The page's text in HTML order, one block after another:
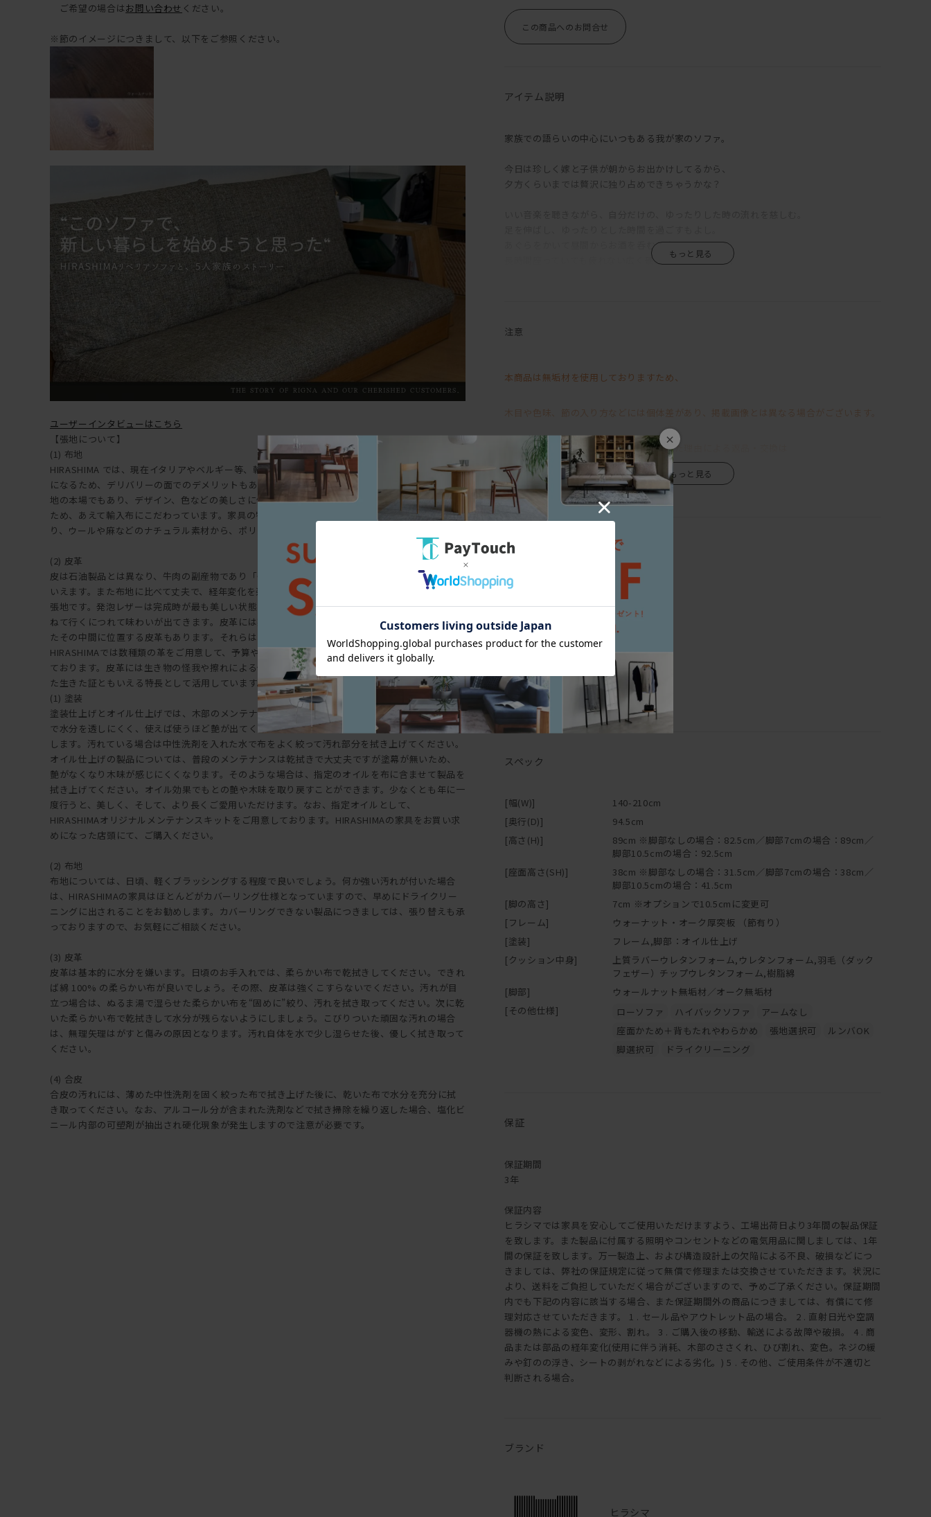
×
ご希望の場合はお問い合わせ ください。
※節のイメージにつきまして、以下をご参照ください。
ユーザーインタビューはこちら
【張地について】
(1) 布地
HIRASHIMA では、現在イタリアやベルギー等、輸入布地を主体に使用しています。これらは輸入
になるため、デリバリーの面でのデメリットもありますが、イタリア及びベルギー製は、椅子張り
地の本場でもあり、デザイン、色などの美しさに優れており、HIRASHIMAの家具に調和しやすい
ため、あえて輸入布にこだわっています。家具の特長や用途に適した素材を適材適所で厳選してお
り、ウールや麻などのナチュラル素材から、ポリエステル等の化学繊維まで様々です。
(2) 皮革
皮は石油製品とは異なり、牛肉の副産物であり「牛の命を一部いただく」古代から続くエコ素材と
いえます。また布地に比べて丈夫で、経年変化を楽しむことができ、使い込むほどに親しみが湧く
張地です。発泡レザーは完成時が最も美しい状態ですが、皮革は完成時が始まりであり、歳月を重
ねて行くにつれて味わいが出てきます。皮革には染めたものと塗装で色を付けたものとがあり、ま
たその中間に位置する皮革もあります。それらはそれぞれ物質面やグレードが異なり、
HIRASHIMAでは数種類の革をご用意して、予算や使い方によってご要望にお応えできるよう努め
ております。皮革には生き物の怪我や擦れによる傷が一部見られることがありますが、これらもま
た生きた証ともいえる特長として活用しています。【メンテナンスについて】
(1) 塗装
塗装仕上げとオイル仕上げでは、木部のメンテナンスが異なります。塗装仕上げは、塗幕があるの
で水分を透しにくく、使えば使うほど艶が出てくるのが特長です。そのため埃を取る意味で乾拭き
します。汚れている場合は中性洗剤を入れた水で布をよく絞って汚れ部分を拭き上げてください。
オイル仕上げの製品については、普段のメンテナンスは乾拭きで大丈夫ですが塗幕が無いため、
艶がなくなり木味が感じにくくなります。そのような場合は、指定のオイルを布に含ませて製品を
拭き上げてください。オイル効果でもとの艶や木味を取り戻すことができます。少なくとも年に一
度行うと、美しく、そして、より長くご愛用いただけます。なお、指定オイルとして、
HIRASHIMAオリジナルメンテナンスキットをご用意しております。HIRASHIMAの家具をお買い求
めになった店頭にて、ご購入ください。
(2) 布地
布地については、日頃、軽くブラッシングする程度で良いでしょう。何か強い汚れが付いた場合
は、HIRASHIMAの家具はほとんどがカバーリング仕様となっていますので、早めにドライクリー
ニングに出されることをお勧めします。カバーリングできない製品につきましては、張り替えも承
っておりますので、お気軽にご相談ください。
(3) 皮革
皮革は基本的に水分を嫌います。日頃のお手入れでは、柔らかい布で乾拭きしてください。できれ
ば綿 100% の柔らかい布が良いでしょう。その際、皮革は強くこすらないでください。汚れが目
立つ場合は、ぬるま湯で湿らせた柔らかい布を“固めに”絞り、汚れを拭き取ってください。次に乾
いた柔らかい布で乾拭きして水分が残らないようにしましょう。こびりついた頑固な汚れの場合
は、無理矢理はがすと傷みの原因となります。汚れ自体を水で少し湿らせた後、優しく拭き取って
ください。
(4) 合皮
合皮の汚れには、薄めた中性洗剤を固く絞った布で拭き上げた後に、乾いた布で水分を充分に拭
き取ってください。なお、アルコール分が含まれた洗剤などで拭き掃除を繰り返した場合、塩化ビ
ニール内部の可塑剤が抽出され硬化現象が発生しますので注意が必要です。
この商品へのお問合せ
アイテム説明
家族での語らいの中心にいつもある我が家のソファ。
今日は珍しく嫁と子供が朝からお出かけしてるから、
夕方くらいまでは贅沢に独り占めできちゃうかな？
あぐらをかいて昼間からお酒を呑むもよし。
長時間座っていても疲れない広く硬めの座クッション、
その後ろ姿はリビングの中心に置きたくなるほどに美しく、
といった私の要望を叶えるべくしてか、
背面がマガジン収納になっているというからもう驚きを隠せないでいる。。。
すっきりと軽やかな印象のクッションは良質なウレタンを使用し、
ふんだんに使われた羽毛とハイバックスタイルによる掛け心地が、
わたしを幸せな眠りへと誘います。
替カバーの販売も行っております。ご希望のお客様はお問い合わせください。
注意
本商品は無垢材を使用しておりますため、
木目や色味、節の入り方などには個体差があり、掲載画像とは異なる場合がございます。
そのため、「イメージと異なる」といった理由による返品・交換は
お受けいたしかねますので、あらかじめご了承くださいますようお願い申し上げます。
無垢材ならではの風合いや経年変化が商品の魅力の一つですので、
その味わいをお楽しみいただきながら、末永くご愛用いただけますと幸いです。
※「節少なめ」のご注文につきましては、別途お見積りにて承っております。
ご希望の場合は
お問い合わせ
ください。
・木材を使用した製品は、直射日光や寒暖の差の著しい場所、あるいは冷暖房器具の周
囲などは避けて設置してください。木材の割れ、変形、剥離などを起こしやすくなりま
す。
・箱物家具は、引き出しや扉の開閉を円滑にするためにも、できるだけ水平な場所に置
が可能です。
使用ください。
・組み立て家具（特にジョイント形式の家具）は年月の経過とともにボルトやネジのゆ
お願いします。
ドやソファ、椅子などの上での飛び跳ねや踏み台代わり等のご利用は、怪我や破損の原
因ともなりますので、家具の機能にそったご使用をお心がけください。
三面図
スペック
[幅(W)]
140-210cm
[奥行(D)]
94.5cm
[高さ(H)]
89cm ※脚部なしの場合：82.5cm／脚部7cmの場合：89cm／
脚部10.5cmの場合：92.5cm
[座面高さ(SH)]
38cm ※脚部なしの場合：31.5cm／脚部7cmの場合：38cm／
脚部10.5cmの場合：41.5cm
[脚の高さ]
7cm ※オプションで10.5cmに変更可
[フレーム]
ウォーナット・オーク厚突板 （節有り）
[塗装]
フレーム,脚部：オイル仕上げ
[クッション中身]
上質ラバーウレタンフォーム,ウレタンフォーム,羽毛（ダック
フェザー）チップウレタンフォーム,樹脂綿
[脚部]
ウォールナット無垢材／オーク無垢材
[その他仕様]
ローソファ ハイバックソファ
アームなし
座面かため＋背もたれやわらかめ
張地選択可
ルンバOK
脚選択可
ドライクリーニング
保証
保証期間
3年
保証内容
ヒラシマでは家具を安心してご使用いただけますよう、工場出荷日より3年間の製品保証
を致します。また製品に付属する照明やコンセントなどの電気用品に関しましては、1年
間の保証を致します。万一製造上、および構造設計上の欠陥による不良、破損などにつ
きましては、弊社の保証規定に従って無償で修理または交換させていただきます。状況に
より、送料をご負担していただく場合がございますので、予めご了承ください。保証期間
内でも下記の内容に該当する場合、また保証期間外の商品につきましては、有償にて修
理対応させていただきます。 1 . セール品やアウトレット品の場合。 2 . 直射日光や空調
器機の熱による変色、変形、割れ。 3 . ご購入後の移動、輸送による故障や破損。 4 . 商
品または部品の経年変化(使用に伴う消耗、木部のささくれ、ひび割れ、変色。ネジの緩
みや釘のの浮き、シートの剥がれなどによる劣化。) 5 . その他、ご使用条件が不適切と
判断される場合。
ブランド
ヒラシマ